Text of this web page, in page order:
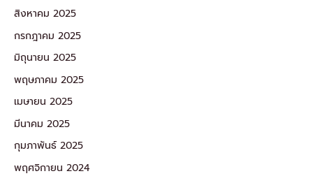
สิงหาคม 2025
กรกฎาคม 2025
มิถุนายน 2025
พฤษภาคม 2025
เมษายน 2025
มีนาคม 2025
กุมภาพันธ์ 2025
พฤศจิกายน 2024